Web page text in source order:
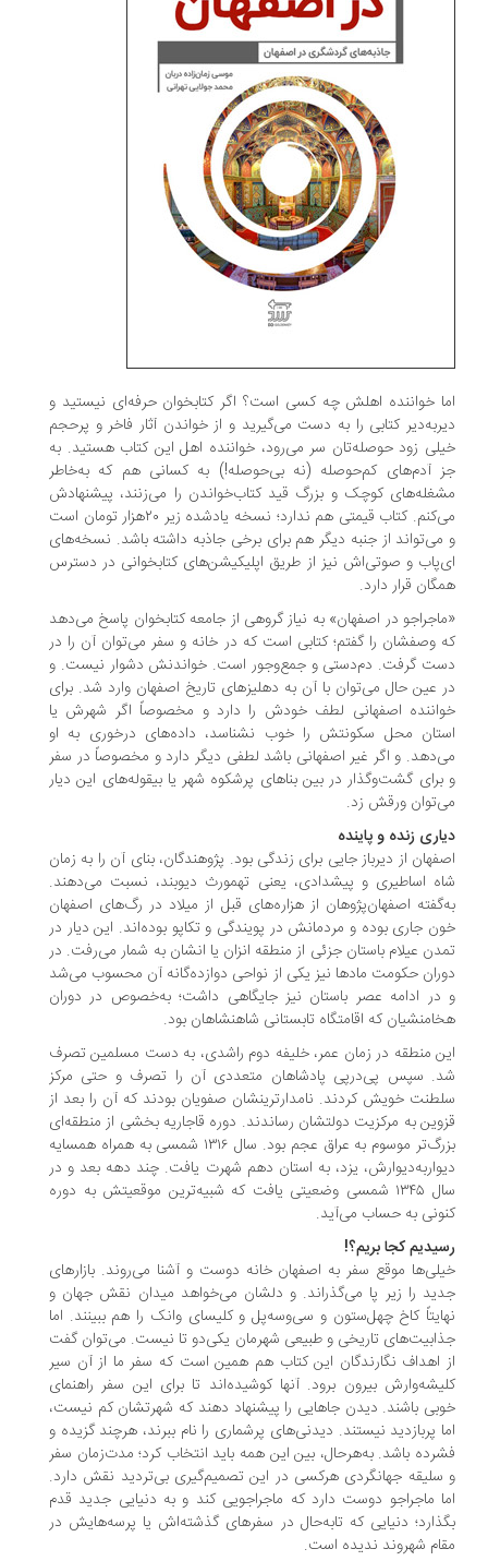
اما خواننده اهلش چه کسی است؟ اگر کتابخوان حرفه‌ای نیستید و
دیربه‌دیر کتابی را به دست می‌گیرید و از خواندن آثار فاخر و پرحجم
خیلی زود حوصله‌تان سر می‌رود، خواننده اهل این کتاب هستید. به
جز آدم‌های کم‌حوصله (نه بی‌حوصله!) به کسانی هم که به‌خاطر
مشغله‌های کوچک و بزرگ قید کتاب‌خواندن را می‌زنند، پیشنهادش
می‌کنم. کتاب قیمتی هم ندارد؛ نسخه یادشده زیر ۲۰هزار تومان است
و می‌تواند از جنبه دیگر هم برای برخی جاذبه داشته باشد. نسخه‌های
ای‌پاب و صوتی‌اش نیز از طریق اپلیکیشن‌های کتابخوانی در دسترس
همگان قرار دارد.
«ماجراجو در اصفهان» به نیاز گروهی از جامعه کتابخوان پاسخ می‌دهد
که وصفشان را گفتم؛ کتابی است که در خانه و سفر می‌توان آن را در
دست گرفت. دم‌دستی و جمع‌وجور است. خواندنش دشوار نیست. و
در عین حال می‌توان با آن به دهلیزهای تاریخ اصفهان وارد شد. برای
خواننده اصفهانی لطف خودش را دارد و مخصوصاً اگر شهرش یا
استان محل سکونتش را خوب نشناسد، داده‌های درخوری به او
می‌دهد. و اگر غیر اصفهانی باشد لطفی دیگر دارد و مخصوصاً در سفر
و برای گشت‌وگذار در بین بناهای پرشکوه شهر یا بیقوله‌های این دیار
می‌توان ورقش زد.
دیاری زنده و پاینده
اصفهان از دیرباز جایی برای زندگی بود. پژوهندگان، بنای آن را به زمان
شاه اساطیری و پیشدادی، یعنی تهمورث دیوبند، نسبت می‌دهند.
به‌گفته اصفهان‌پژوهان از هزاره‌های قبل از میلاد در رگ‌های اصفهان
خون جاری بوده و مردمانش در پویندگی و تکاپو بوده‌اند. این دیار در
تمدن عیلام باستان جزئی از منطقه انزان یا انشان به شمار می‌رفت. در
دوران حکومت‌ مادها نیز یکی از نواحی دوازده‌گانه آن محسوب می‌شد
و در ادامه عصر باستان نیز جایگاهی داشت؛ به‌خصوص در دوران
هخامنشیان که اقامتگاه تابستانی شاهنشاهان بود.
این منطقه در زمان عمر، خلیفه دوم راشدی، به دست مسلمین تصرف
شد. سپس پی‌درپی پادشاهان متعددی آن را تصرف و حتی مرکز
سلطنت خویش کردند. نامدارترینشان صفویان بودند که آن را بعد از
قزوین به مرکزیت دولتشان رساندند. دوره قاجاریه بخشی از منطقه‌ای
بزرگ‌تر موسوم به عراق عجم بود. سال ۱۳۱۶ شمسی به همراه همسایه
دیواربه‌دیوارش، یزد، به استان دهم شهرت یافت. چند دهه بعد و در
سال ۱۳۴۵ شمسی وضعیتی یافت که شبیه‌ترین موقعیتش به دوره
کنونی به حساب می‌آید.
رسیدیم کجا بریم؟!
خیلی‌ها موقع سفر به اصفهان خانه دوست و آشنا می‌روند. بازارهای
جدید را زیر پا می‌گذراند. و دلشان می‌خواهد میدان نقش جهان و
نهایتاً کاخ چهل‌ستون و سی‌وسه‌پل و کلیسای وانک را هم ببینند. اما
جذابیت‌های تاریخی و طبیعی شهرمان یکی‌دو تا نیست. می‌توان گفت
از اهداف نگارندگان این کتاب هم همین است که سفر ما از آن سیر
کلیشه‌وارش بیرون برود. آنها کوشیده‌اند تا برای این سفر راهنمای
خوبی باشند. دیدن جاهایی را پیشنهاد دهند که شهرتشان کم نیست،
اما پربازدید نیستند. دیدنی‌های پرشماری را نام ببرند، هرچند گزیده و
فشرده باشد. به‌هرحال، بین این همه باید انتخاب کرد؛ مدت‌زمان سفر
و سلیقه جهانگردی هرکسی در این تصمیم‌گیری بی‌تردید نقش دارد.
اما ماجراجو دوست دارد که ماجراجویی کند و به دنیایی جدید قدم
بگذارد؛ دنیایی که تابه‌حال در سفرهای گذشته‌اش یا پرسه‌هایش در
مقام شهروند ندیده است.